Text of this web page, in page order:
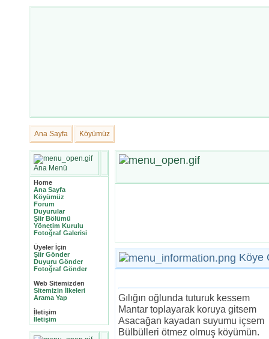
Ana Sayfa Köyümüz
Ana Menü
Home
Ana Sayfa
Köyümüz
Forum
Duyurular
Şiir Bölümü
Yönetim Kurulu
Fotoğraf Galerisi
Üyeler İçin
Şiir Gönder
Duyuru Gönder
Fotoğraf Gönder
Web Sitemizden
Sitemizin İlkeleri
Arama Yap
İletişim
İletişim
Köye
Gılığın oğlunda tuturuk kessem
Mantar toplayarak koruya gitsem
Asacağan kayadan suyumu içsem
Bülbülleri ötmez olmuş köyümün.